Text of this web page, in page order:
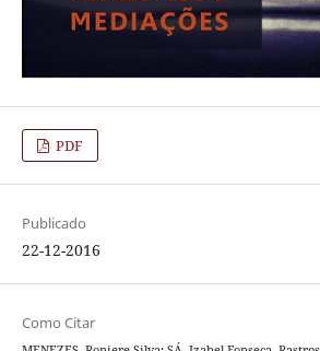
PDF
Publicado
22-12-2016
Como Citar